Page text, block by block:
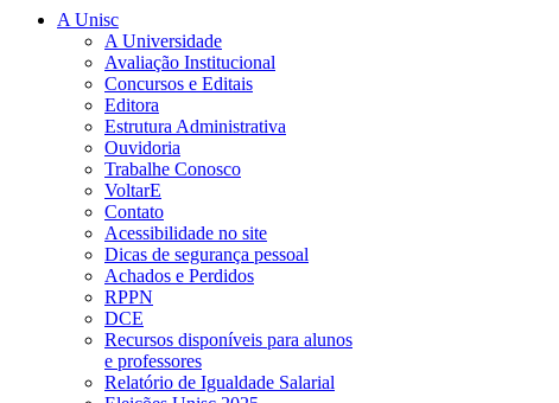
A Unisc
A Universidade
Avaliação Institucional
Concursos e Editais
Editora
Estrutura Administrativa
Ouvidoria
Trabalhe Conosco
VoltarE
Contato
Acessibilidade no site
Dicas de segurança pessoal
Achados e Perdidos
RPPN
DCE
Recursos disponíveis para alunos
e professores
Relatório de Igualdade Salarial